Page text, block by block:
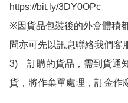
https://bit.ly/3DY0OPc
※因貨品包裝後的外盒體積
問亦可先以訊息聯絡我們客
3)　訂購的貨品，需到貨通
貨，將作棄單處理，訂金作